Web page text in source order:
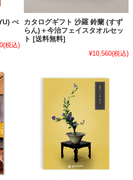
べ
(税込)
カタログギフト 沙羅 鈴蘭 (すず
らん)＋今治フェイスタオルセッ
ト [送料無料]
¥10,560(税込)